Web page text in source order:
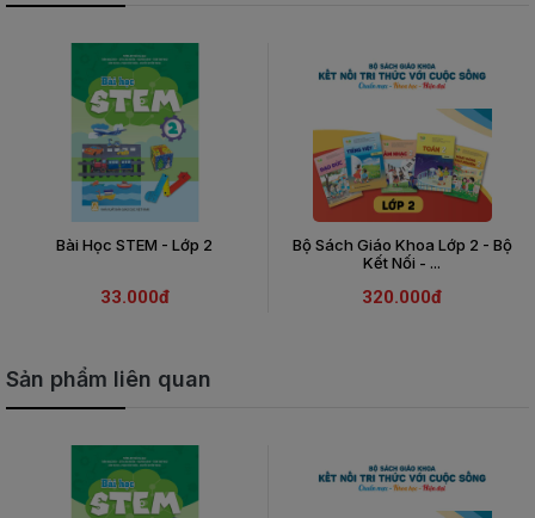
Bài Học STEM - Lớp 2
33.000đ
Bộ Sách Giáo Khoa Lớp 2 - Bộ
Kết Nối - ...
320.000đ
Sản phẩm liên quan